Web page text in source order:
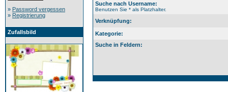
» Password vergessen
» Registrierung
Zufallsbild
Suche nach Username:
Benutzen Sie * als Platzhalter.
Verknüpfung:
Kategorie:
Suche in Feldern: